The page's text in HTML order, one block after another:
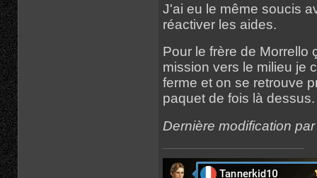
J'ai eu le même soucis
réactiver les aides.
Pour le frère de Morrello
mission vers le milieu je
ferme et on se retrouve
paquet de fois là dessus.
Dernière modification